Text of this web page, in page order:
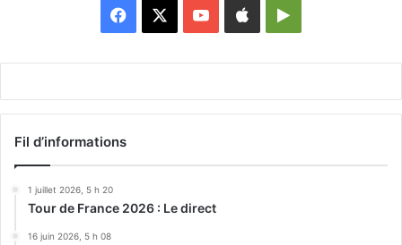
Facebook YouTubeAppleGoogle
Fil d’informations
1 juillet 2026, 5 h 20
Tour de France 2026 : Le direct
16 juin 2026, 5 h 08